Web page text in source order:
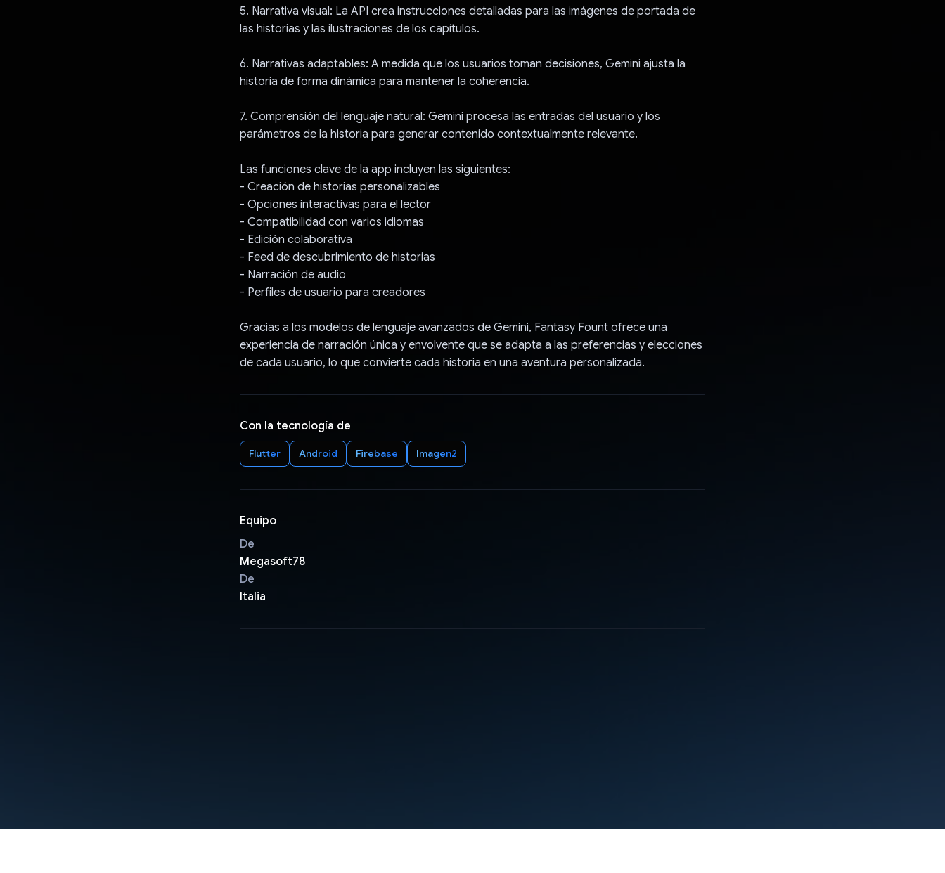
5. Narrativa visual: La API crea instrucciones detalladas para las imágenes de portada de
las historias y las ilustraciones de los capítulos.
6. Narrativas adaptables: A medida que los usuarios toman decisiones, Gemini ajusta la
historia de forma dinámica para mantener la coherencia.
7. Comprensión del lenguaje natural: Gemini procesa las entradas del usuario y los
parámetros de la historia para generar contenido contextualmente relevante.
Las funciones clave de la app incluyen las siguientes:
- Creación de historias personalizables
- Opciones interactivas para el lector
- Compatibilidad con varios idiomas
- Edición colaborativa
- Feed de descubrimiento de historias
- Narración de audio
- Perfiles de usuario para creadores
Gracias a los modelos de lenguaje avanzados de Gemini, Fantasy Fount ofrece una
experiencia de narración única y envolvente que se adapta a las preferencias y elecciones
de cada usuario, lo que convierte cada historia en una aventura personalizada.
Con la tecnología de
Flutter Android Firebase Imagen2
Equipo
De
Megasoft78
De
Italia